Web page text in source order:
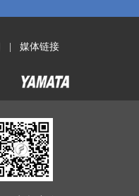
媒体链接